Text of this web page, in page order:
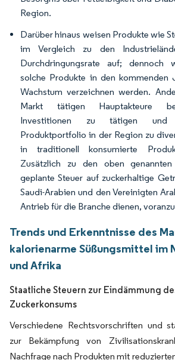
Region.
Darüber hinaus weisen Produkte wie
im Vergleich zu den
Durchdringungsrate auf; dennoch
solche Produkte in den kommenden
Wachstum verzeichnen werden.
Markt tätigen Hauptakteure
Investitionen zu tätigen und
Produktportfolio in der Region zu
in traditionell konsumierte
Zusätzlich zu den oben
geplante Steuer auf zuckerhaltige
Saudi-Arabien und den Vereinigten
Antrieb für die Branche dienen,
Trends und Erkenntnisse des
kalorienarme Süßungsmittel im
und Afrika
Staatliche Steuern zur Eindämmung
Zuckerkonsums
Verschiedene Rechtsvorschriften und
zur Bekämpfung von
Nachfrage nach Produkten mit